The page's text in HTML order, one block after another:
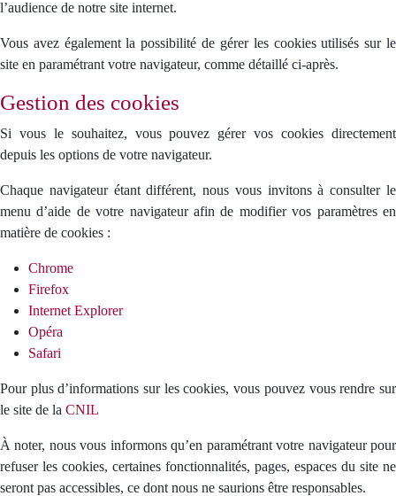
l’audience de notre site internet.
Vous avez également la possibilité de gérer les cookies utilisés sur le
site en paramétrant votre navigateur, comme détaillé ci-après.
Gestion des cookies
Si vous le souhaitez, vous pouvez gérer vos cookies directement
depuis les options de votre navigateur.
Chaque navigateur étant différent, nous vous invitons à consulter le
menu d’aide de votre navigateur afin de modifier vos paramètres en
matière de cookies :
Chrome
Firefox
Internet Explorer
Opéra
Safari
Pour plus d’informations sur les cookies, vous pouvez vous rendre sur
le site de la CNIL
À noter, nous vous informons qu’en paramétrant votre navigateur pour
refuser les cookies, certaines fonctionnalités, pages, espaces du site ne
seront pas accessibles, ce dont nous ne saurions être responsables.